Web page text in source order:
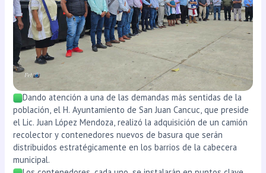
Dando atención a una de las demandas más sentidas de la
población, el H. Ayuntamiento de San Juan Cancuc, que preside
el Lic. Juan López Mendoza, realizó la adquisición de un camión
recolector y contenedores nuevos de basura que serán
distribuidos estratégicamente en los barrios de la cabecera
municipal.